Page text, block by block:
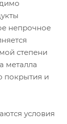
непрочное
степени
металла
покрытия и
условия